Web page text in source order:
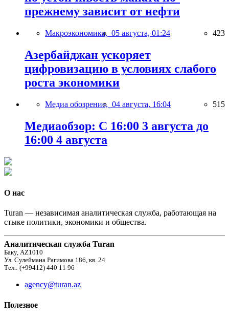
прежнему зависит от нефти
Макроэкономика, 05 августа, 01:24 423
Азербайджан ускоряет
цифровизацию в условиях слабого
роста экономики
Медиа обозрение, 04 августа, 16:04 515
Медиаобзор: С 16:00 3 августа до
16:00 4 августа
О нас
Turan — независимая аналитическая служба, работающая на
стыке политики, экономики и общества.
Аналитическая служба Turan
Баку, AZ1010
Ул. Сулеймана Рагимова 186, кв. 24
Тел.: (+99412) 440 11 96
agency@turan.az
Полезное